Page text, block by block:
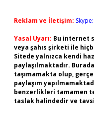
Reklam ve İletişim:
Yasal Uyarı: Bu internet
veya şahıs şirketi ile
Sitede yalnızca kendi
paylaşılmaktadır.
taşımamakta olup,
paylaşım
benzerlikleri tamamen
taslak halindedir ve